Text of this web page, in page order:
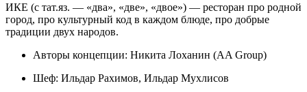
ИКЕ (с тат.яз. — «два», «две», «двое») — ресторан про родной
город, про культурный код в каждом блюде, про добрые
традиции двух народов.
Авторы концепции: Никита Лоханин (AA Group)
Шеф: Ильдар Рахимов, Ильдар Мухлисов